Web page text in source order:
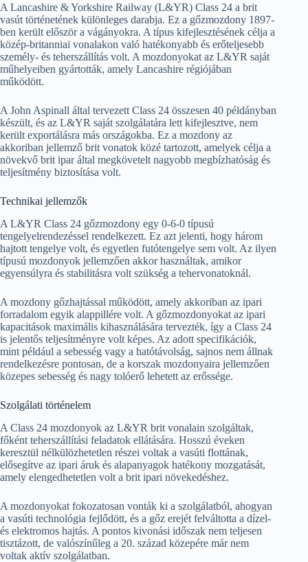
A Lancashire & Yorkshire Railway (L&YR) Class 24 a brit
vasút történetének különleges darabja. Ez a gőzmozdony 1897-
ben került először a vágányokra. A típus kifejlesztésének célja a
közép-britanniai vonalakon való hatékonyabb és erőteljesebb
személy- és teherszállítás volt. A mozdonyokat az L&YR saját
műhelyeiben gyártották, amely Lancashire régiójában
működött.
A John Aspinall által tervezett Class 24 összesen 40 példányban
készült, és az L&YR saját szolgálatára lett kifejlesztve, nem
került exportálásra más országokba. Ez a mozdony az
akkoriban jellemző brit vonatok közé tartozott, amelyek célja a
növekvő brit ipar által megkövetelt nagyobb megbízhatóság és
teljesítmény biztosítása volt.
Technikai jellemzők
A L&YR Class 24 gőzmozdony egy 0-6-0 típusú
tengelyelrendezéssel rendelkezett. Ez azt jelenti, hogy három
hajtott tengelye volt, és egyetlen futótengelye sem volt. Az ilyen
típusú mozdonyok jellemzően akkor használtak, amikor
egyensúlyra és stabilitásra volt szükség a tehervonatoknál.
A mozdony gőzhajtással működött, amely akkoriban az ipari
forradalom egyik alappillére volt. A gőzmozdonyokat az ipari
kapacitások maximális kihasználására tervezték, így a Class 24
is jelentős teljesítményre volt képes. Az adott specifikációk,
mint például a sebesség vagy a hatótávolság, sajnos nem állnak
rendelkezésre pontosan, de a korszak mozdonyaira jellemzően
közepes sebesség és nagy tolóerő lehetett az erőssége.
Szolgálati történelem
A Class 24 mozdonyok az L&YR brit vonalain szolgáltak,
főként teherszállítási feladatok ellátására. Hosszú éveken
keresztül nélkülözhetetlen részei voltak a vasúti flottának,
elősegítve az ipari áruk és alapanyagok hatékony mozgatását,
amely elengedhetetlen volt a brit ipari növekedéshez.
A mozdonyokat fokozatosan vonták ki a szolgálatból, ahogyan
a vasúti technológia fejlődött, és a gőz erejét felváltotta a dízel-
és elektromos hajtás. A pontos kivonási időszak nem teljesen
tisztázott, de valószínűleg a 20. század közepére már nem
voltak aktív szolgálatban.